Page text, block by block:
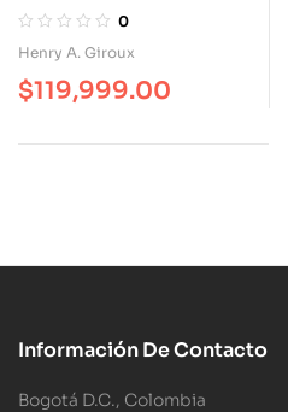
Neoliberalismo Contra
La Educación Superior
0
Henry A. Giroux
$119,999.00
Información De Contacto
Bogotá D.C., Colombia